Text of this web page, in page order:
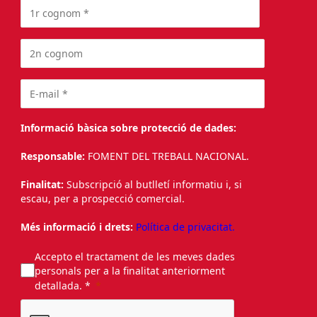
Informació bàsica sobre protecció de dades:
Responsable: FOMENT DEL TREBALL NACIONAL.
Finalitat: Subscripció al butlletí informatiu i, si
escau, per a prospecció comercial.
Més informació i drets: Política de privacitat.
Accepto el tractament de les meves dades
personals per a la finalitat anteriorment
detallada. *